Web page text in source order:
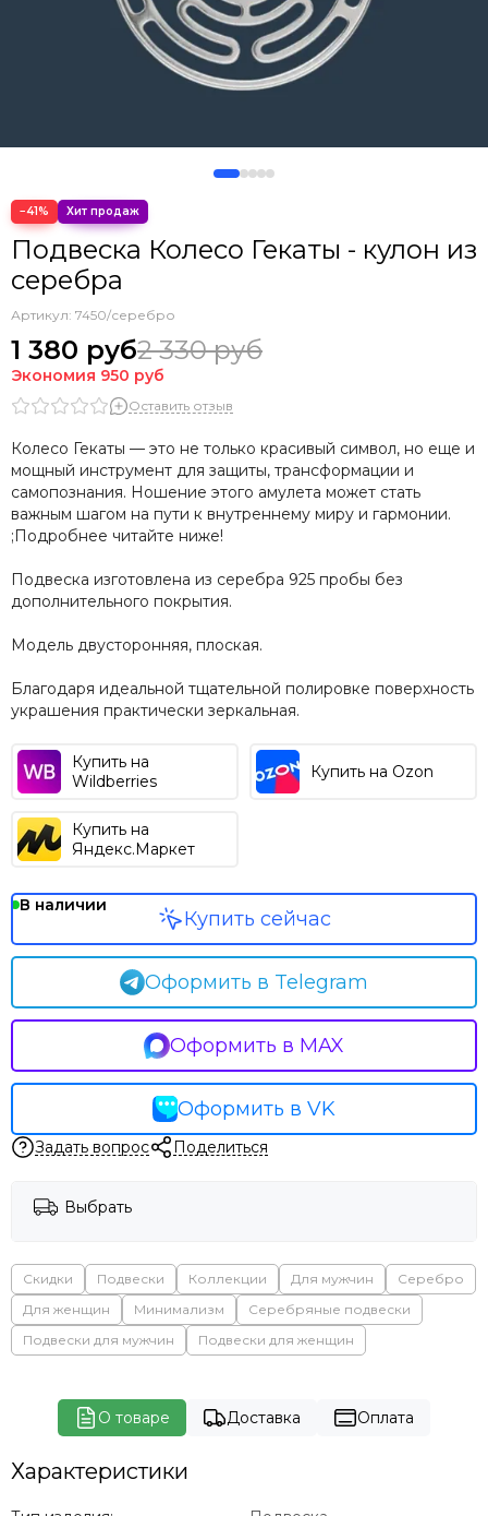
−41%
Подвеска Колесо Гекаты - кулон из
серебра
Артикул: 7450/серебро
1 380 руб2 330 руб
Экономия 950 руб
Оставить отзыв
Колесо Гекаты — это не только красивый символ, но еще и
мощный инструмент для защиты, трансформации и
самопознания. Ношение этого амулета может стать
важным шагом на пути к внутреннему миру и гармонии.
;Подробнее читайте ниже!
Подвеска изготовлена из серебра 925 пробы без
дополнительного покрытия.
Модель двусторонняя, плоская.
Благодаря идеальной тщательной полировке поверхность
украшения практически зеркальная.
Купить на
Wildberries
Купить на Ozon
Купить на
Яндекс.Маркет
В наличии
Оформить в Telegram
Оформить в MAX
Оформить в VK
Купить сейчас
Задать вопрос Поделиться
Выбрать
Скидки Подвески Коллекции Для мужчин
Серебро
Для женщин
Минимализм
Серебряные подвески
Подвески для мужчин
Подвески для женщин
О товаре Доставка Оплата
Характеристики